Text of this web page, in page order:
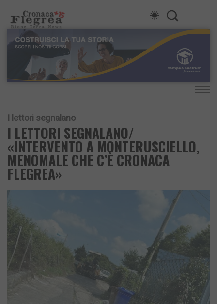
I lettori segnalano
I LETTORI SEGNALANO/
«INTERVENTO A MONTERUSCIELLO,
MENOMALE CHE C’È CRONACA
FLEGREA»